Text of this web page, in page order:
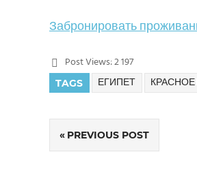
Забронировать
Post Views:2 197
TAGS ЕГИПЕТ
Навигация
PREVIOUS POST